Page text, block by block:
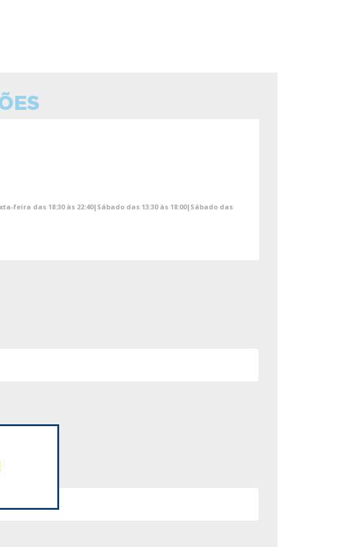
feira das 18:30 às 22:40|Sábado das 13:30 às 18:00|Sábado das